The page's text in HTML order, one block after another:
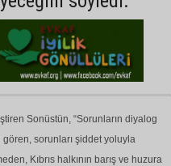
Sonüstün, “Sorunların diyalog
sorunları şiddet yoluyla
Kıbrıs halkının barış ve huzura